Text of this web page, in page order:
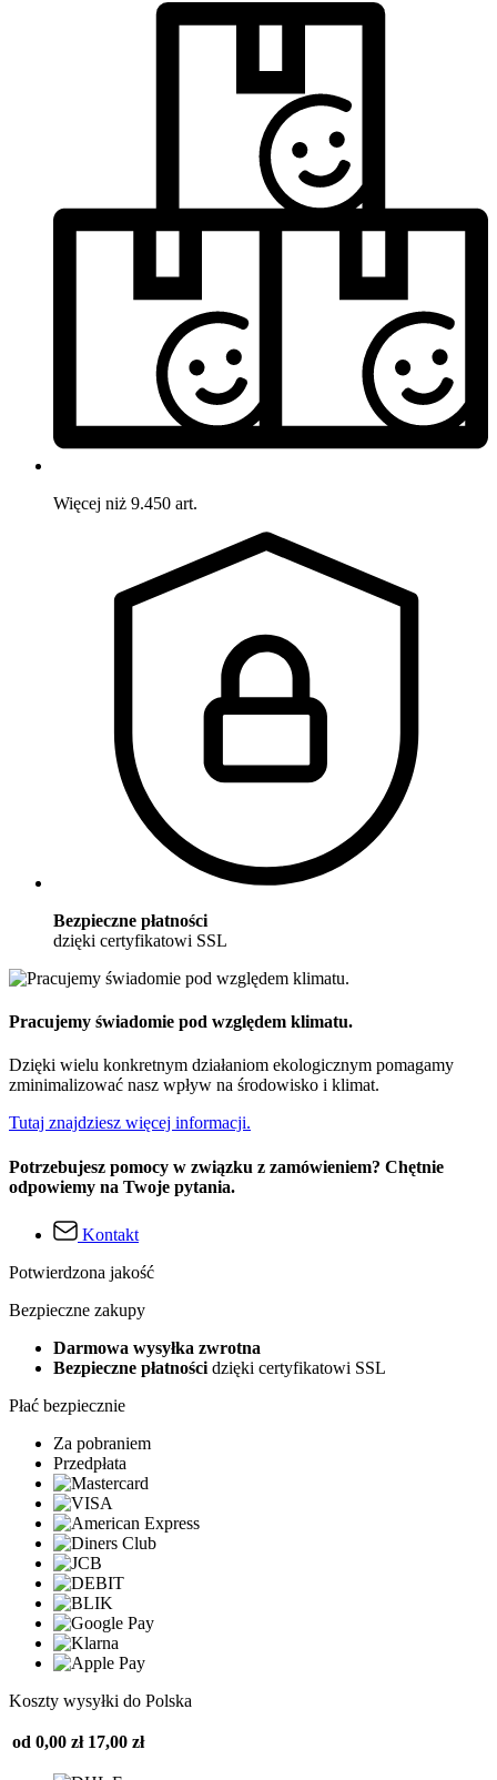
Więcej niż 9.450 art.
Bezpieczne płatności
dzięki certyfikatowi SSL
Pracujemy świadomie pod względem klimatu.
Dzięki wielu konkretnym działaniom ekologicznym pomagamy
zminimalizować nasz wpływ na środowisko i klimat.
Tutaj znajdziesz więcej informacji.
Potrzebujesz pomocy w związku z zamówieniem? Chętnie
odpowiemy na Twoje pytania.
Kontakt
Potwierdzona jakość
Bezpieczne zakupy
Darmowa wysyłka zwrotna
Bezpieczne płatności dzięki certyfikatowi SSL
Płać bezpiecznie
Za pobraniem
Przedpłata
Koszty wysyłki do Polska
od 0,00 zł 17,00 zł